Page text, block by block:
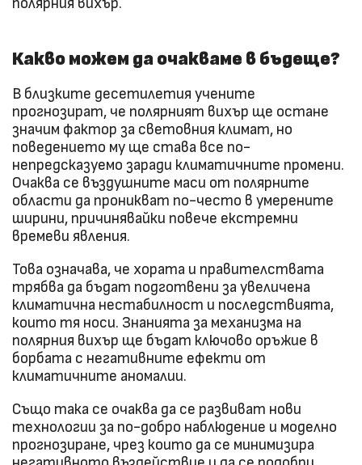
полярния вихър.
Какво можем да очакваме в бъдеще?
В близките десетилетия учените
прогнозират, че полярният вихър ще остане
значим фактор за световния климат, но
поведението му ще става все по-
непредсказуемо заради климатичните промени.
Очаква се въздушните маси от полярните
области да проникват по-често в умерените
ширини, причинявайки повече екстремни
времеви явления.
Това означава, че хората и правителствата
трябва да бъдат подготвени за увеличена
климатична нестабилност и последствията,
които тя носи. Знанията за механизма на
полярния вихър ще бъдат ключово оръжие в
борбата с негативните ефекти от
климатичните аномалии.
Също така се очаква да се развиват нови
технологии за по-добро наблюдение и моделно
прогнозиране, чрез които да се минимизира